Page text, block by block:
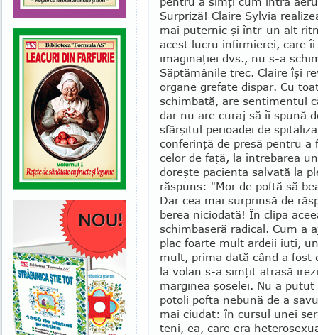
Surpriză! Claire Syl­via
mai puternic şi într-un alt
acest lu­cru infir­mie­rei, care
imaginaţiei dvs., nu s-a
Săptămânile trec. Claire îşi
or­ga­ne grefate dispar. Cu
schimbată, are sen­ti­men­tul
dar nu are curaj să îi spună
sfârşitul pe­ri­oadei de
conferinţă de presă pentru a
celor de faţă, la întrebarea
doreşte pacienta salvată la
răspuns: "Mor de poftă să
Dar cea mai surprinsă de
berea nicio­da­tă! În clipa
schimbaseră radical. Cum a
plac foarte mult ardeii iuţi,
mult, pri­ma dată când a fost
la volan s-a sim­ţit atrasă
marginea şoselei. Nu a
potoli pofta nebună de a
mai ciudat: în cursul unei
teni, ea, care era